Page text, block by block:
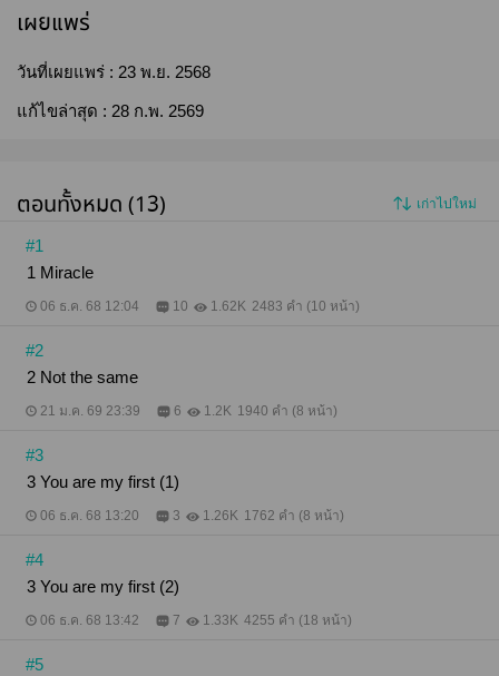
เผยแพร่
วันที่เผยแพร่ : 23 พ.ย. 2568
แก้ไขล่าสุด : 28 ก.พ. 2569
ตอนทั้งหมด (13) เก่าไปใหม่
#1
1 Miracle
06 ธ.ค. 68 12:04 10 1.62K 2483 คำ (10 หน้า)
#2
2 Not the same
21 ม.ค. 69 23:39 6 1.2K 1940 คำ (8 หน้า)
#3
3 You are my first (1)
06 ธ.ค. 68 13:20 3 1.26K 1762 คำ (8 หน้า)
#4
3 You are my first (2)
06 ธ.ค. 68 13:42 7 1.33K 4255 คำ (18 หน้า)
#5